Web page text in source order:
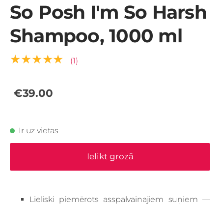
So Posh I'm So Harsh
Shampoo, 1000 ml
★★★★★ (1)
€39.00
Ir uz vietas
Ielikt grozā
Lieliski piemērots asspalvainajiem suņiem —